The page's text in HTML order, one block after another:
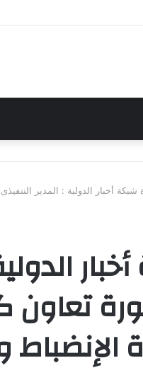
شبكة أخبار الدولية : المدير